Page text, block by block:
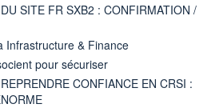
SITE FR SXB2 : CONFIRMATION /
Infrastructure & Finance
pour sécuriser
CONFIANCE EN CRSI :